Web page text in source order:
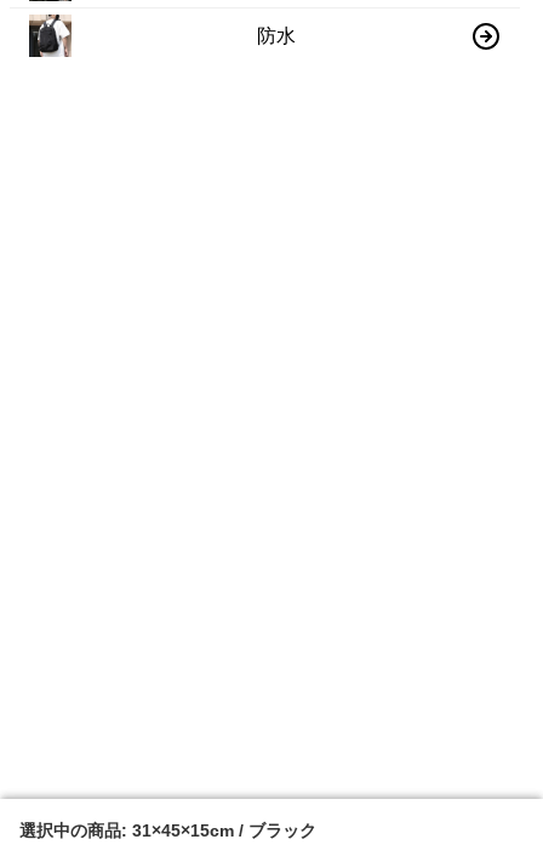
選択中の商品: 31×45×15cm / ブラック
選択中の商品: 31×45×15cm / ブラック
防水